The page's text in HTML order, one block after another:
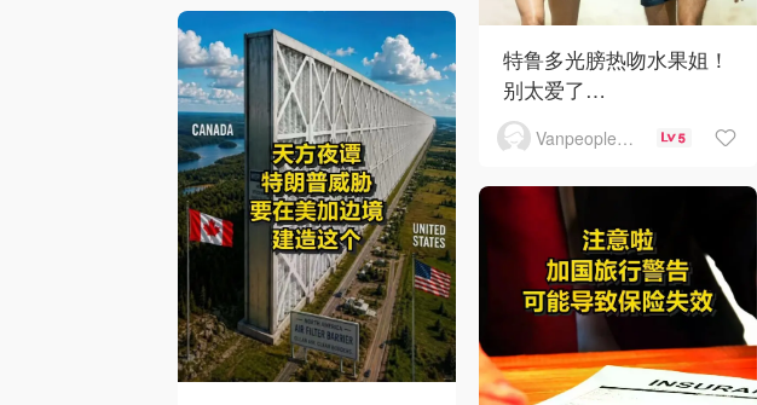
特鲁多光膀热吻水果姐！
别太爱了…
Vanpeople人在温哥华 5